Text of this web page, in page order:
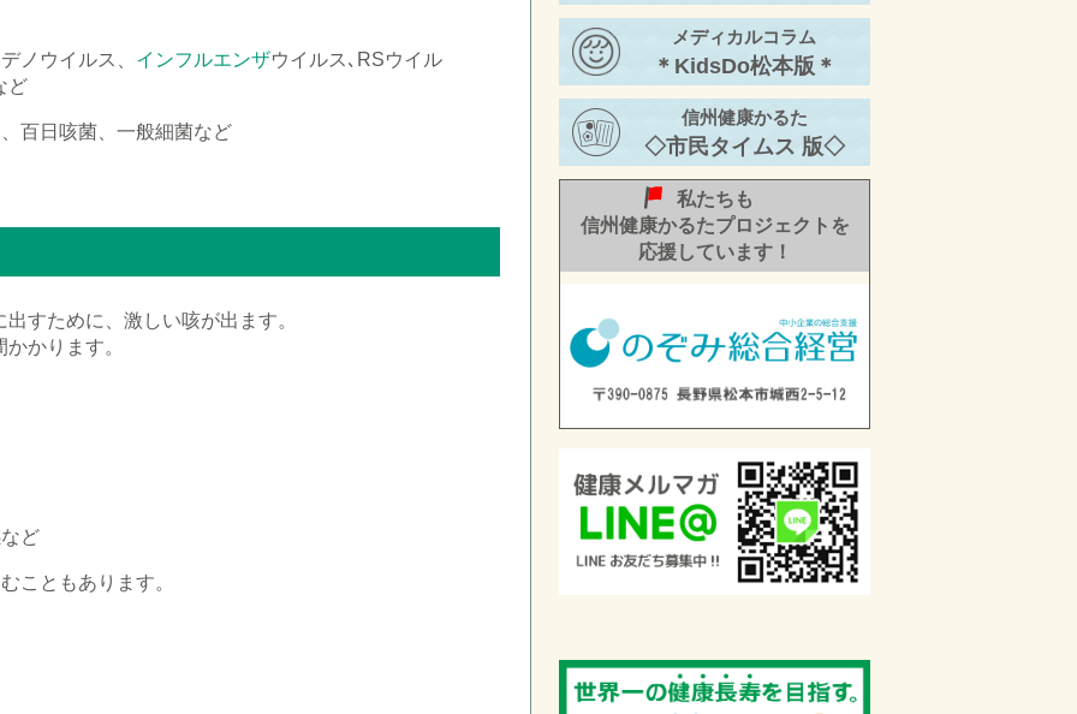
ノウイルス、 インフルエンザウイルス､RSウイル
ど
百日咳菌、一般細菌など
すために、激しい咳が出ます。
かります。
ど
こともあります。
ます。
22/11/30
信州メディビトネット
活動レポートー2022
年 秋号②ーをお届け
します。
メディカルコラム
＊KidsDo松本版＊
信州健康かるた
◇市民タイムス 版◇
私たちも
信州健康かるたプロジェクトを
応援しています！